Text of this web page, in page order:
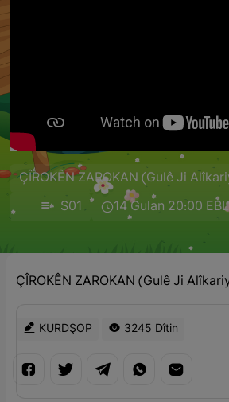
ÇÎROKÊN ZAROKAN (Gulê Ji
S01
14 Gulan 20:00 EBL
ÇÎROKÊN ZAROKAN (Gulê Ji
KURDŞOP 3245 Dîtin